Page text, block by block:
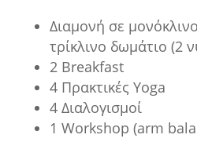
Διαμονή σε
τρίκλινο δωμάτιο (2
2 Breakfast
4 Πρακτικές Yoga
4 Διαλογισμοί
1 Workshop (arm